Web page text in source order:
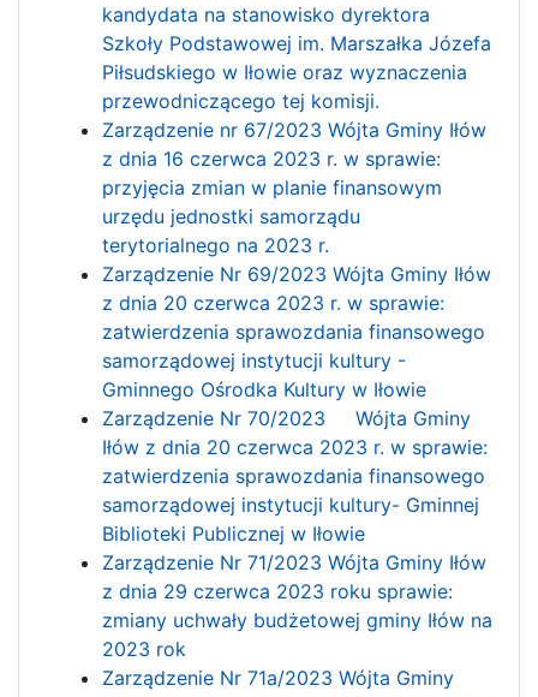
kandydata na stanowisko dyrektora
Szkoły Podstawowej im. Marszałka Józefa
Piłsudskiego w Iłowie oraz wyznaczenia
przewodniczącego tej komisji.
Zarządzenie nr 67/2023 Wójta Gminy Iłów
z dnia 16 czerwca 2023 r. w sprawie:
przyjęcia zmian w planie finansowym
urzędu jednostki samorządu
terytorialnego na 2023 r.
Zarządzenie Nr 69/2023 Wójta Gminy Iłów
z dnia 20 czerwca 2023 r. w sprawie:
zatwierdzenia sprawozdania finansowego
samorządowej instytucji kultury -
Gminnego Ośrodka Kultury w Iłowie
Zarządzenie Nr 70/2023 Wójta Gminy
Iłów z dnia 20 czerwca 2023 r. w sprawie:
zatwierdzenia sprawozdania finansowego
samorządowej instytucji kultury- Gminnej
Biblioteki Publicznej w Iłowie
Zarządzenie Nr 71/2023 Wójta Gminy Iłów
z dnia 29 czerwca 2023 roku sprawie:
zmiany uchwały budżetowej gminy Iłów na
2023 rok
Zarządzenie Nr 71a/2023 Wójta Gminy